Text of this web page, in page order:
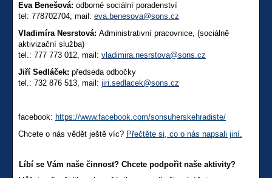
Eva Benešová: odborné sociální poradenství
tel: 778702704, mail: eva.benesova@sons.cz
Vladimíra Nesrstová: Administrativní pracovnice, (sociálně
aktivizační služba)
tel.: 777 773 012, mail: vladimira.nesrstova@sons.cz
Jiří Sedláček: předseda odbočky
tel.: 732 876 513, mail: jiri.sedlacek@sons.cz
facebook: https://www.facebook.com/sonsuherskehradiste/
Chcete o nás vědět ještě víc? Přečtěte si, co o nás napsali jiní.
Líbí se Vám naše činnost? Chcete podpořit naše aktivity?